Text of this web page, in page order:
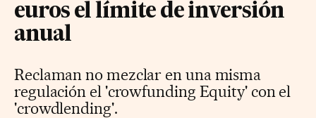
euros el límite de inversión
anual
Reclaman no mezclar en una misma
regulación el 'crowfunding Equity' con el
'crowdlending'.